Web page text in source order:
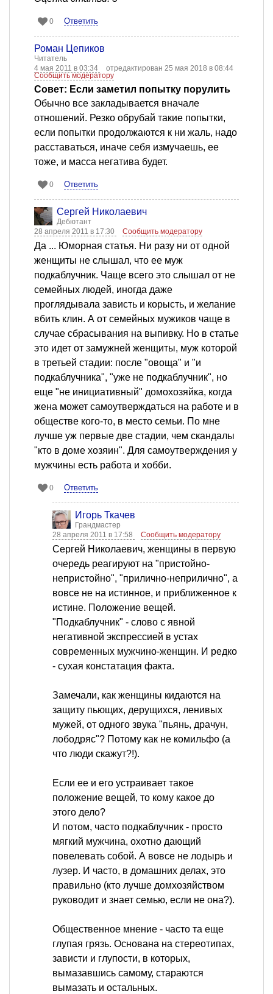
0 Ответить
Роман Цепиков
Читатель
4 мая 2011 в 03:34
отредактирован 25 мая 2018 в 08:44
Сообщить модератору
Совет: Если заметил попытку порулить
Обычно все закладывается вначале
отношений. Резко обрубай такие попытки,
если попытки продолжаются к ни жаль, надо
расставаться, иначе себя измучаешь, ее
тоже, и масса негатива будет.
0 Ответить
Сергей Николаевич
Дебютант
28 апреля 2011 в 17:30
Сообщить модератору
Да ... Юморная статья. Ни разу ни от одной
женщиты не слышал, что ее муж
подкаблучник. Чаще всего это слышал от не
семейных людей, иногда даже
проглядывала зависть и корысть, и желание
вбить клин. А от семейных мужиков чаще в
случае сбрасывания на выпивку. Но в статье
это идет от замужней женщиты, муж которой
в третьей стадии: после "овоща" и "и
подкаблучника", "уже не подкаблучник", но
еще "не инициативный" домохозяйка, когда
жена может самоутверждаться на работе и в
обществе кого-то, в место семьи. По мне
лучше уж первые две стадии, чем скандалы
"кто в доме хозяин". Для самоутверждения у
мужчины есть работа и хобби.
0 Ответить
Игорь Ткачев
Грандмастер
28 апреля 2011 в 17:58
Сообщить модератору
Сергей Николаевич, женщины в первую
очередь реагируют на "пристойно-
непристойно", "прилично-неприлично", а
вовсе не на истинное, и приближенное к
истине. Положение вещей.
"Подкаблучник" - слово с явной
негативной экспрессией в устах
современных мужчино-женщин. И редко
- сухая констатация факта.
Замечали, как женщины кидаются на
защиту пьющих, дерущихся, ленивых
мужей, от одного звука "пьянь, драчун,
лободряс"? Потому как не комильфо (а
что люди скажут?!).
Если ее и его устраивает такое
положение вещей, то кому какое до
этого дело?
И потом, часто подкаблучник - просто
мягкий мужчина, охотно дающий
повелевать собой. А вовсе не лодырь и
лузер. И часто, в домашних делах, это
правильно (кто лучше домхозяйством
руководит и знает семью, если не она?).
Общественное мнение - часто та еще
глупая грязь. Основана на стереотипах,
зависти и глупости, в которых,
вымазавшись самому, стараются
вымазать и остальных.